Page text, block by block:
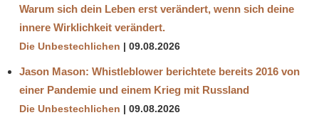
Warum sich dein Leben erst verändert, wenn sich deine
innere Wirklichkeit verändert.
Die Unbestechlichen 09.08.2026
Jason Mason: Whistleblower berichtete bereits 2016 von
einer Pandemie und einem Krieg mit Russland
Die Unbestechlichen 09.08.2026